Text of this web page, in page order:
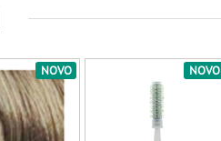
NOVO NOVO